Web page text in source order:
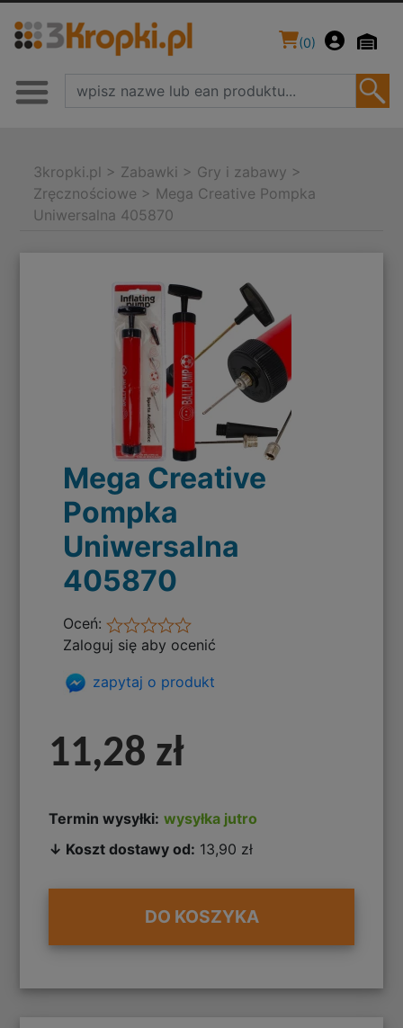
(0)
3kropki.pl > Zabawki > Gry i zabawy >
Zręcznościowe > Mega Creative Pompka
Uniwersalna 405870
Mega Creative
Pompka
Uniwersalna
405870
Oceń:
Zaloguj się aby ocenić
zapytaj o produkt
11,28 zł
Termin wysyłki: wysyłka jutro
↓ Koszt dostawy od: 13,90 zł
DO KOSZYKA